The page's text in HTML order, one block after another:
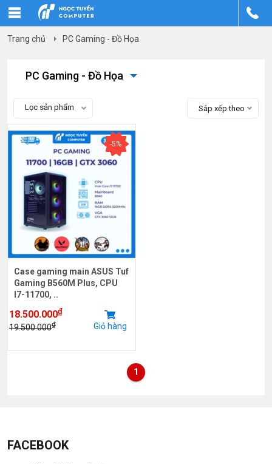
Trang chủ PC Gaming - Đồ Họa
PC Gaming - Đồ Họa
Lọc sản phẩm Sắp xếp theo
-5%
Case gaming main ASUS Tuf
Gaming B560M Plus, CPU
I7-11700, ..
18.500.000₫
19.500.000₫ Giỏ hàng
1
FACEBOOK